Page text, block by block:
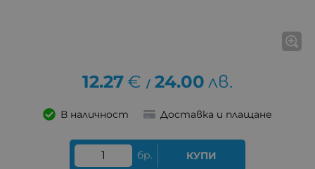
12.27€ / 24.00 лв.
В наличност Доставка и плащане
бр. КУПИ